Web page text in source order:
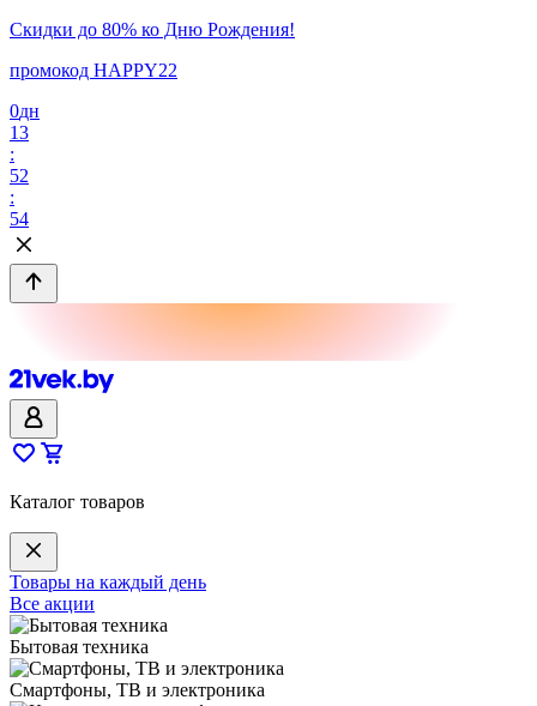
Скидки до 80% ко Дню Рождения!
промокод HAPPY22
0дн
13
:
52
:
54
Каталог товаров
Товары на каждый день
Все акции
Бытовая техника
Смартфоны, ТВ и электроника